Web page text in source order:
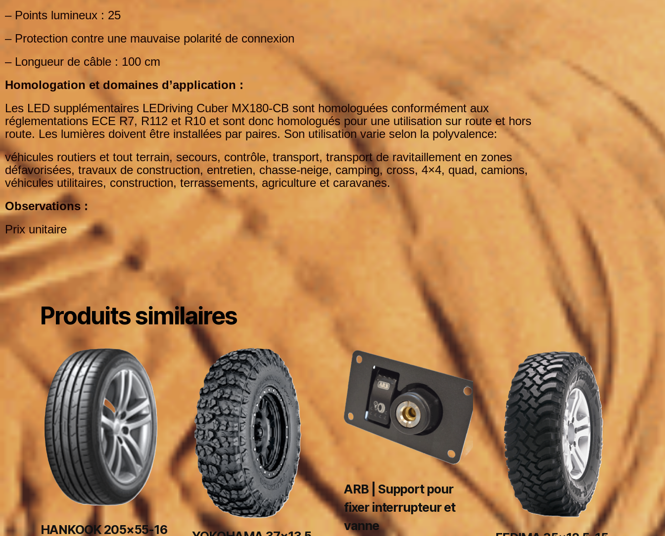
– Points lumineux : 25
– Protection contre une mauvaise polarité de connexion
– Longueur de câble : 100 cm
Homologation et domaines d’application :
Les LED supplémentaires LEDriving Cuber MX180-CB sont homologuées conformément aux
réglementations ECE R7, R112 et R10 et sont donc homologués pour une utilisation sur route et hors
route. Les lumières doivent être installées par paires. Son utilisation varie selon lapolyvalence:
véhicules routiers et tout terrain, secours, contrôle, transport, transport de ravitaillement en zones
défavorisées, travaux de construction, entretien, chasse-neige, camping, cross, 4×4, quad, camions,
véhicules utilitaires, construction, terrassements, agriculture et caravanes.
Observations :
Prix unitaire
Produits similaires
HANKOOK 205×55-16
ARB | Support pour
fixer interrupteur et
vanne